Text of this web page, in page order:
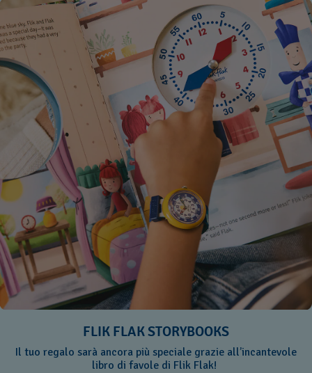
FLIK FLAK STORYBOOKS
Il tuo regalo sarà ancora più speciale grazie all’incantevole
libro di favole di Flik Flak!